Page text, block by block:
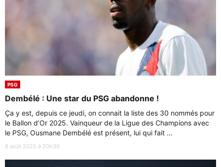
PSG
Dembélé : Une star du PSG abandonne !
Ça y est, depuis ce jeudi, on connait la liste des 30 nommés pour
le Ballon d’Or 2025. Vainqueur de la Ligue des Champions avec
le PSG, Ousmane Dembélé est présent, lui qui fait ...
8 août 2025 à 20h30